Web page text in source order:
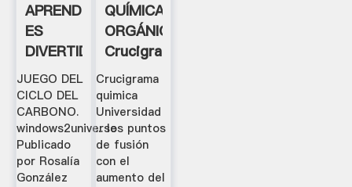
APRENDER
ES
DIVERTIDO:
JUEGO
DEL
CICLO
DEL .
JUEGO DEL
CICLO DEL
CARBONO.
windows2universe
Publicado
por Rosalía
González
QUÍMICA
ORGÁNICA:
Crucigrama
Quimica
Crucigrama
quimica
Universidad
... los puntos
de fusión
con el
aumento del